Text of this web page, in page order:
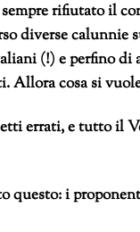
rifiutato il
diverse calunnie
(!) e perfino
Allora cosa si
errati, e tutto il
questo: i